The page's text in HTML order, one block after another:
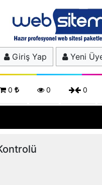
Giriş Yap Yeni
0 0 0